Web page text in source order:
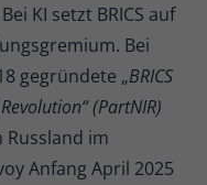
KI setzt BRICS auf
Bei
gegründete „BRICS
(PartNIR)
im
Anfang April 2025